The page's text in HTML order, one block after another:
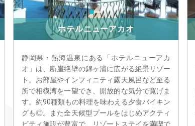
ホテルニューアカオ
静岡県・熱海温泉にある「ホテルニューアカ
オ」は、断崖絶壁の錦ヶ浦に広がる絶景リゾー
ト。お部屋やインフィニティ露天風呂など至る
所で相模湾を一望でき、開放的な気分で寛げま
す。約90種類もの料理を味わえる夕食バイキン
グも◎。また全天候型プールをはじめアクティ
ビティ施設が豊富で、リゾートステイを満喫で